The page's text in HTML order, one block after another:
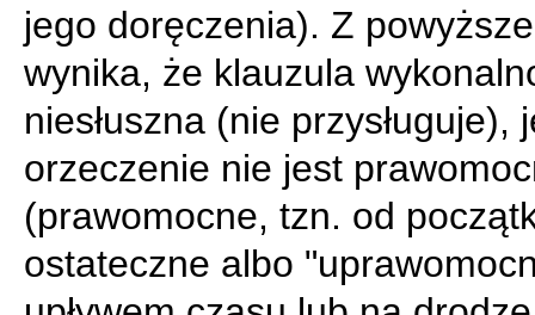
jego doręczenia). Z
wynika, że klauzula
niesłuszna (nie przysługuje),
orzeczenie nie jest
(prawomocne, tzn. od
ostateczne albo